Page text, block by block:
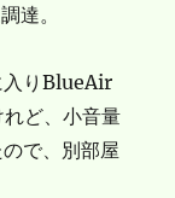
達。
入りBlueAir
ど、小音量
で、別部屋